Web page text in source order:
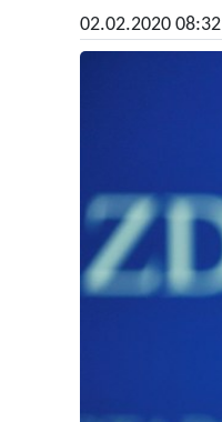
02.02.2020 08:32